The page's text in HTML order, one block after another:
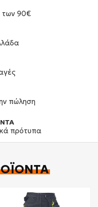
των 90€
πώληση
πρότυπα